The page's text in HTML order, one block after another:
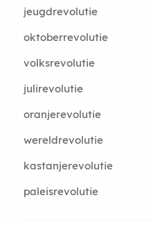
jeugdrevolutie
oktoberrevolutie
volksrevolutie
julirevolutie
oranjerevolutie
wereldrevolutie
kastanjerevolutie
paleisrevolutie